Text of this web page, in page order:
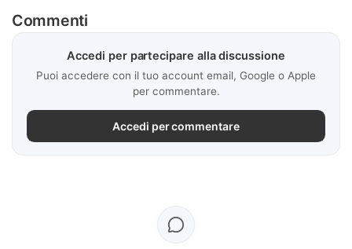
Commenti
Accedi per partecipare alla discussione
Puoi accedere con il tuo account email, Google o Apple
per commentare.
Accedi per commentare